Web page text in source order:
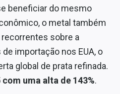
beneficiar do mesmo
o metal também
sobre a
importação nos EUA, o
global de prata refinada.
uma alta de 143%.